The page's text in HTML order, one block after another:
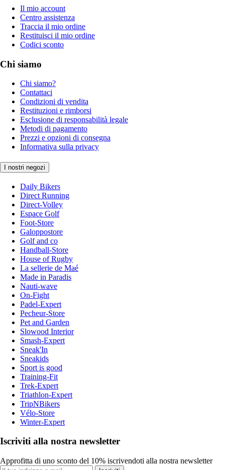
Il mio account
Centro assistenza
Traccia il mio ordine
Restituisci il mio ordine
Codici sconto
Chi siamo
Chi siamo?
Contattaci
Condizioni di vendita
Restituzioni e rimborsi
Esclusione di responsabilità legale
Metodi di pagamento
Prezzi e opzioni di consegna
Informativa sulla privacy
I nostri negozi
Daily Bikers
Direct Running
Direct-Volley
Espace Golf
Foot-Store
Galoppostore
Golf and co
Handball-Store
House of Rugby
La sellerie de Maé
Made in Paradis
Nauti-wave
On-Fight
Padel-Expert
Pecheur-Store
Pet and Garden
Slowood Interior
Smash-Expert
Sneak'In
Sneakids
Sport is good
Training-Fit
Trek-Expert
Triathlon-Expert
TripNBikers
Vélo-Store
Winter-Expert
Iscriviti alla nostra newsletter
Approfitta di uno sconto del 10% iscrivendoti alla nostra newsletter